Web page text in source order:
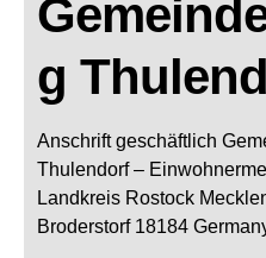
g
Anschrift geschäftlich
Thulendorf –
Landkreis Rostock
Broderstorf 18184